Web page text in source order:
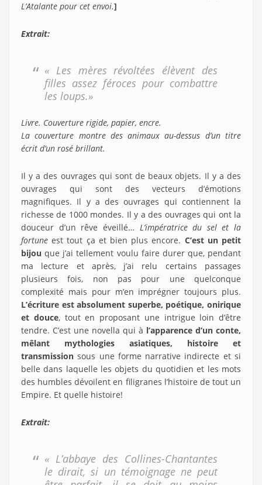
L’Atalante pour cet envoi.]
Extrait:
« Les mères révoltées élèvent des
filles assez féroces pour combattre
les loups.»
Livre. Couverture rigide, papier, encre.
La couverture montre des animaux au-dessus d’un titre
écrit d’un rosé brillant.
Il y a des ouvrages qui sont de beaux objets. Il y a des
ouvrages qui sont des vecteurs d’émotions
magnifiques. Il y a des ouvrages qui contiennent la
richesse de 1000 mondes. Il y a des ouvrages qui ont la
douceur d’un rêve éveillé… L’impératrice du sel et la
fortune est tout ça et bien plus encore. C’est un petit
bijou que j’ai tellement voulu faire durer que, pendant
ma lecture et après, j’ai relu certains passages
plusieurs fois, non pas pour une quelconque
complexité mais pour m’en imprégner toujours plus.
L’écriture est absolument superbe, poétique, onirique
et douce, tout en proposant une intrigue loin d’être
tendre. C’est une novella qui à l’apparence d’un conte,
mêlant mythologies asiatiques, histoire et
transmission sous une forme narrative indirecte et si
belle dans laquelle les objets du quotidien et les mots
des humbles dévoilent en filigranes l’histoire de tout un
Empire. Et quelle histoire!
Extrait:
« L’abbaye des Collines-Chantantes
le dirait, si un témoignage ne peut